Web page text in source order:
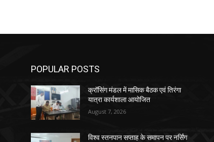
POPULAR POSTS
क्रॉसिंग मंडल में मासिक बैठक एवं तिरंगा
यात्रा कार्यशाला आयोजित
August 7, 2026
विश्व स्तनपान सप्ताह के समापन पर नर्सिंग